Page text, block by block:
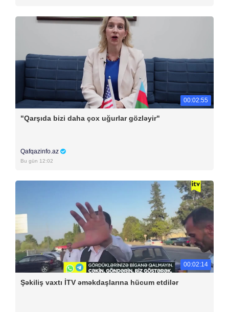
00:02:55
"Qarşıda bizi daha çox uğurlar gözləyir"
Qafqazinfo.az
Bu gün 12:02
00:02:14
Şəkiliş vaxtı İTV əməkdaşlarına hücum etdilər